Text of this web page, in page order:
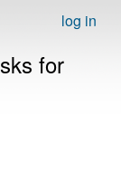
log in
for